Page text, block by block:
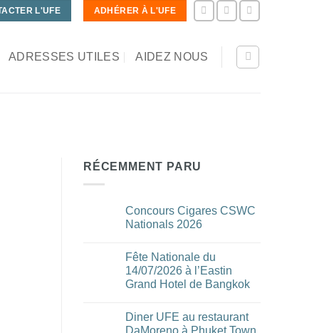
L'UFE ADHÉRER À L'UFE
ADRESSES UTILES AIDEZ NOUS
RÉCEMMENT PARU
Concours Cigares CSWC
Nationals 2026
sur
Concours
Cigares
CSWC
Fête Nationale du
14/07/2026 à l’Eastin
Grand Hotel de Bangkok
sur
Fête
Diner UFE au restaurant
DaMoreno à Phuket Town